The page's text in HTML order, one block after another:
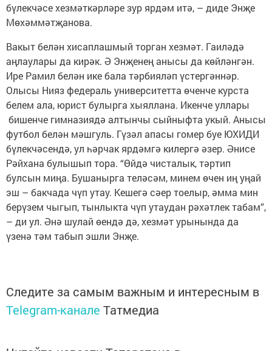
бүлекчәсе хезмәткәрләре зур ярдәм итә, – диде Энҗе
Мөхәммәтҗанова.
Вакыт белән хисаплашмый торган хезмәт. Гаиләдә
аңлаулары да кирәк. Ә Энҗенең анысы да көйләнгән.
Ире Рамил белән ике бала тәрбияләп үстергәннәр.
Олысы Нияз федераль университетта өченче курста
белем ала, юрист булырга хыяллана. Икенче уллары
бишенче гимназиядә алтынчы сыйныфта укый. Анысы
футбол белән мәшгуль. Гүзәл апасы гомер буе ЮХИДИ
бүлекчәсендә, ул һәрчак ярдәмгә килергә әзер. Әнисе
Рәйхана булышып тора. “Өйдә чисталык, тәртип
булсын миңа. Бушанырга теләсәм, минем өчен иң уңай
эш – бакчада чүп утау. Кешегә сәер тоелыр, әмма мин
берүзем чыгып, тынлыкта чүп утаудан рәхәтлек табам”,
– ди ул. Әнә шулай өендә дә, хезмәт урынында да
үзенә тәм табып эшли Энҗе.
Следите за самым важным и интересным в
Telegram-канале Татмедиа